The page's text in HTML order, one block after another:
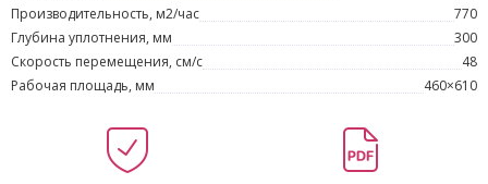
Производительность, м2/час
770
Глубина уплотнения, мм
300
Скорость перемещения, см/с
48
Рабочая площадь, мм
460×610